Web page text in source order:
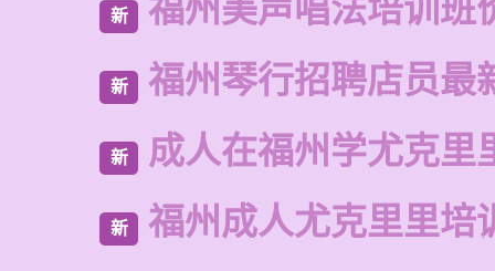
新 福州美声唱法培训班
新 福州琴行招聘店员最
新 成人在福州学尤克里
新 福州成人尤克里里培